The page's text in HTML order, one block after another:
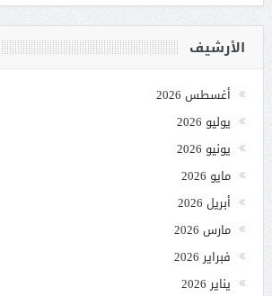
الأرشيف
أغسطس 2026
يوليو 2026
يونيو 2026
مايو 2026
أبريل 2026
مارس 2026
فبراير 2026
يناير 2026